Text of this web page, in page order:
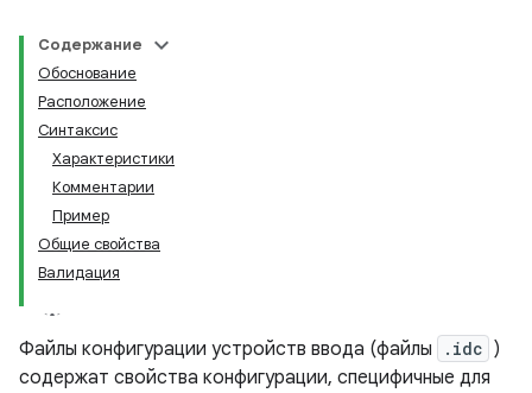
Содержание
Обоснование
Расположение
Синтаксис
Характеристики
Комментарии
Пример
Общие свойства
Валидация
Файлы конфигурации устройств ввода (файлы .idc )
содержат свойства конфигурации, специфичные для